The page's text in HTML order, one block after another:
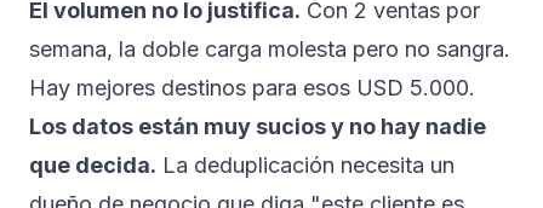
El volumen no lo justifica. Con 2 ventas por
semana, la doble carga molesta pero no sangra.
Hay mejores destinos para esos USD 5.000.
Los datos están muy sucios y no hay nadie
que decida. La deduplicación necesita un